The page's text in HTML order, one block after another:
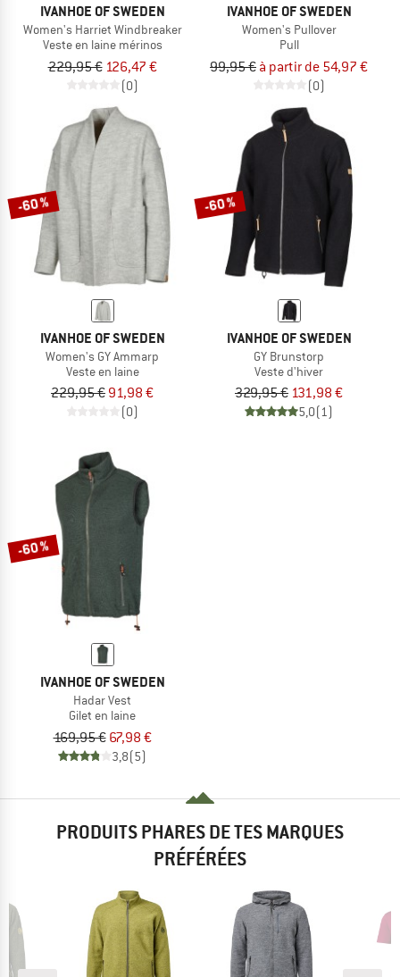
IVANHOE OF SWEDEN
Women's Harriet Windbreaker
Veste en laine mérinos
229,95 € 126,47 €
(0)
IVANHOE OF SWEDEN
Women's Pullover
Pull
99,95 € à partir de 54,97 €
(0)
-60 %
IVANHOE OF SWEDEN
Women's GY Ammarp
Veste en laine
229,95 € 91,98 €
(0)
-60 %
IVANHOE OF SWEDEN
GY Brunstorp
Veste d'hiver
329,95 € 131,98 €
5,0(1)
-60 %
IVANHOE OF SWEDEN
Hadar Vest
Gilet en laine
169,95 € 67,98 €
3,8(5)
PRODUITS PHARES DE TES MARQUES
PRÉFÉRÉES